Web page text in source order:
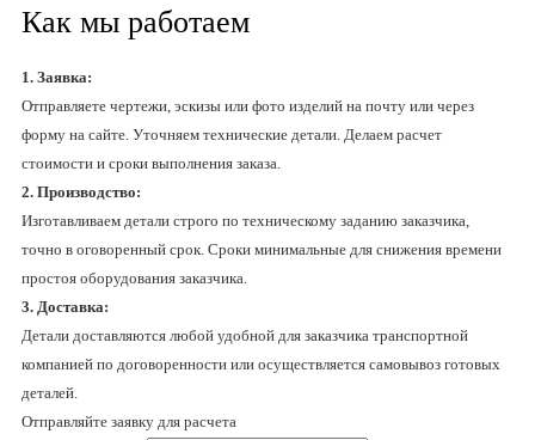
Как мы работаем
1. Заявка:
Отправляете чертежи, эскизы или фото изделий на почту или через
форму на сайте. Уточняем технические детали. Делаем расчет
стоимости и сроки выполнения заказа.
2. Производство:
Изготавливаем детали строго по техническому заданию заказчика,
точно в оговоренный срок. Сроки минимальные для снижения времени
простоя оборудования заказчика.
3. Доставка:
Детали доставляются любой удобной для заказчика транспортной
компанией по договоренности или осуществляется самовывоз готовых
деталей.
Отправляйте заявку для расчета